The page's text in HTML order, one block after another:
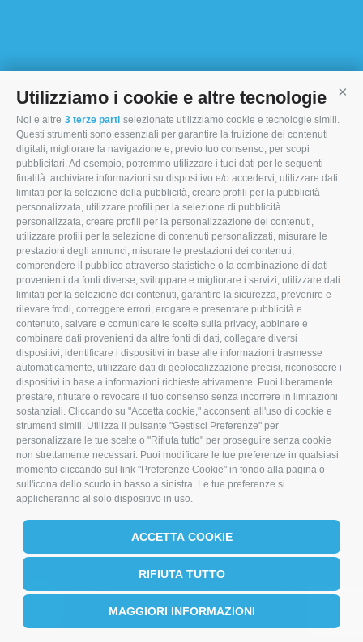
Utilizziamo i cookie e altre tecnologie
Noi e altre 3 terze parti selezionate utilizziamo cookie e tecnologie simili.
Questi strumenti sono essenziali per garantire la fruizione dei contenuti
digitali, migliorare la navigazione e, previo tuo consenso, per scopi
pubblicitari. Ad esempio, potremmo utilizzare i tuoi dati per le seguenti
finalità: archiviare informazioni su dispositivo e/o accedervi, utilizzare dati
limitati per la selezione della pubblicità, creare profili per la pubblicità
personalizzata, utilizzare profili per la selezione di pubblicità
personalizzata, creare profili per la personalizzazione dei contenuti,
utilizzare profili per la selezione di contenuti personalizzati, misurare le
prestazioni degli annunci, misurare le prestazioni dei contenuti,
comprendere il pubblico attraverso statistiche o la combinazione di dati
provenienti da fonti diverse, sviluppare e migliorare i servizi, utilizzare dati
limitati per la selezione dei contenuti, garantire la sicurezza, prevenire e
rilevare frodi, correggere errori, erogare e presentare pubblicità e
contenuto, salvare e comunicare le scelte sulla privacy, abbinare e
combinare dati provenienti da altre fonti di dati, collegare diversi
dispositivi, identificare i dispositivi in base alle informazioni trasmesse
automaticamente, utilizzare dati di geolocalizzazione precisi, riconoscere i
dispositivi in base a informazioni richieste attivamente. Puoi liberamente
prestare, rifiutare o revocare il tuo consenso senza incorrere in limitazioni
sostanziali. Cliccando su "Accetta cookie," acconsenti all'uso di cookie e
strumenti simili. Utilizza il pulsante "Gestisci Preferenze" per
personalizzare le tue scelte o "Rifiuta tutto" per proseguire senza cookie
non strettamente necessari. Puoi modificare le tue preferenze in qualsiasi
momento cliccando sul link "Preferenze Cookie" in fondo alla pagina o
sull'icona dello scudo in basso a sinistra. Le tue preferenze si
applicheranno al solo dispositivo in uso.
ACCETTA COOKIE
RIFIUTA TUTTO
MAGGIORI INFORMAZIONI
I MORI STOCK PRICE EQUIPMENT SRL
Via Maranello, 19
47853 Coriano (RN)
(+39) 345 0369943
info@imoristock.com
T
w
i
t
t
e
r
F
a
c
e
b
o
o
k
L
i
n
k
e
d
I
n
COPYRIGHT 2026 | ALL RIGHTS RESERVED | P.I.
PRIVACY POLICY
COOKIE POLICY